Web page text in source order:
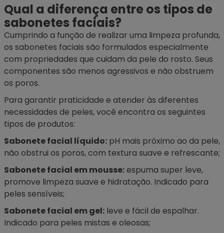
Qual a diferença entre os tipos de
sabonetes faciais?
Cumprindo a função de realizar uma limpeza profunda,
os sabonetes faciais são formulados especialmente
com propriedades que cuidam da pele do rosto. Seus
componentes são menos agressivos e não obstruem
os poros.
Para garantir praticidade e atender às diferentes
necessidades de peles, você encontra os seguintes
tipos de produtos:
Sabonete facial líquido: pH mais próximo ao da pele,
não obstrui os poros, com textura suave e refrescante;
Sabonete facial em mousse:espuma super leve,
promove limpeza suave e hidratação. Indicado para
peles sensíveis;
Sabonete facial em gel: leve e fácil de espalhar.
Indicado para peles mistas e oleosas;